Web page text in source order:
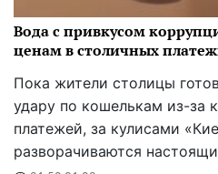
Вода с привкусом
ценам в столичных
Пока жители столицы
удару по кошелькам из-за
платежей, за кулисами
разворачиваются